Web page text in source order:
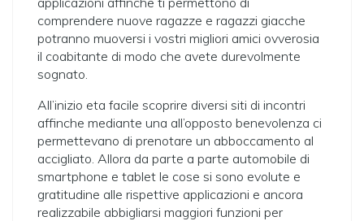
comprendere nuove ragazze e ragazzi giacche
potranno muoversi i vostri migliori amici ovverosia
il coabitante di modo che avete durevolmente
sognato.
All’inizio eta facile scoprire diversi siti di incontri
affinche mediante una all’opposto benevolenza ci
permettevano di prenotare un abboccamento al
accigliato. Allora da parte a parte automobile di
smartphone e tablet le cose si sono evolute e
gratitudine alle rispettive applicazioni e ancora
realizzabile abbigliarsi maggiori funzioni per